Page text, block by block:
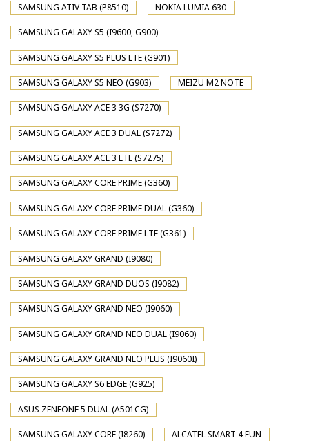
SAMSUNG ATIV TAB (P8510) NOKIA LUMIA 630
SAMSUNG GALAXY S5 (I9600, G900)
SAMSUNG GALAXY S5 PLUS LTE (G901)
SAMSUNG GALAXY S5 NEO (G903) MEIZU M2 NOTE
SAMSUNG GALAXY ACE 3 3G (S7270)
SAMSUNG GALAXY ACE 3 DUAL (S7272)
SAMSUNG GALAXY ACE 3 LTE (S7275)
SAMSUNG GALAXY CORE PRIME (G360)
SAMSUNG GALAXY CORE PRIME DUAL (G360)
SAMSUNG GALAXY CORE PRIME LTE (G361)
SAMSUNG GALAXY GRAND (I9080)
SAMSUNG GALAXY GRAND DUOS (I9082)
SAMSUNG GALAXY GRAND NEO (I9060)
SAMSUNG GALAXY GRAND NEO DUAL (I9060)
SAMSUNG GALAXY GRAND NEO PLUS (I9060I)
SAMSUNG GALAXY S6 EDGE (G925)
ASUS ZENFONE 5 DUAL (A501CG)
SAMSUNG GALAXY CORE (I8260) ALCATEL SMART 4 FUN